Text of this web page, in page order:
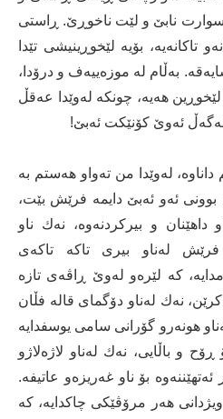
نابێ و لێت ناخوڕێ. ڕاستی
تاکانەیە، بۆیە لێخوڕینیشی تێدا
بەڵام لە موزەییەف و درۆدا،
هەیە، چونکە لەوێدا عەقڵ
ئەوێ کۆنێکت ئەبێ!
داناوە، لەوێدا من تەواو هەستم بە
ئەو ئەبێ دایمە فرێش بێت،
و بیرکردنەوە، نەك ناو
لەناو بیری تاکە تاکەی
کە لێرەو لەوێ ڕاڤەی تازە
نەك لەناو دۆگمای قالە فڵان
هونەرو گۆرانی سامی یوسفدایە
و باڵایی، نەك لەناو لاژەلاژو
بۆ ناو غەریزەو عاتیفە.
هەر مرۆڤێکی چاکدایە، کە